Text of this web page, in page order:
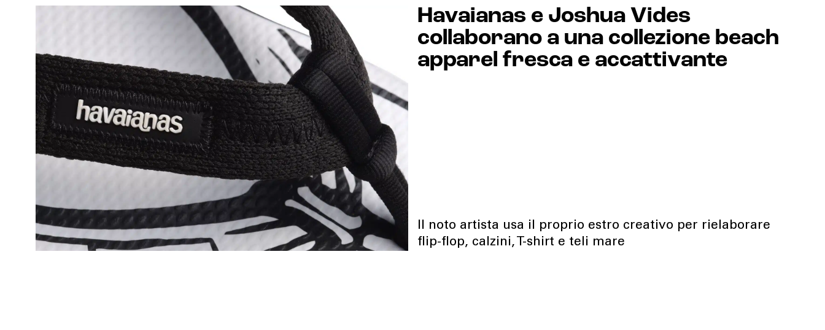
Havaianas e Joshua Vides
collaborano a una collezione beach
apparel fresca e accattivante
Il noto artista usa il proprio estro creativo per rielaborare
flip-flop, calzini, T-shirt e teli mare